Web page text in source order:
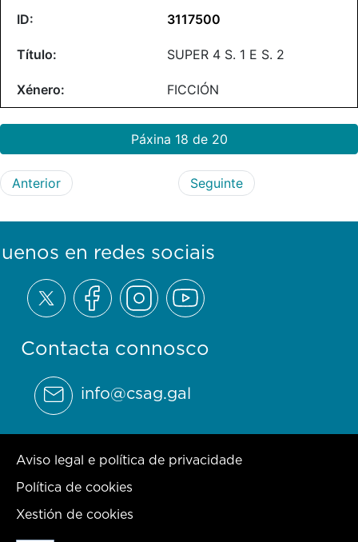
3117500
SUPER 4 S. 1 E S. 2
FICCIÓN
Páxina 18 de 20
Anterior Seguinte
Contacta connosco
info@csag.gal
en redes sociais
Aviso legal e política de privacidade
Política de cookies
Xestión de cookies